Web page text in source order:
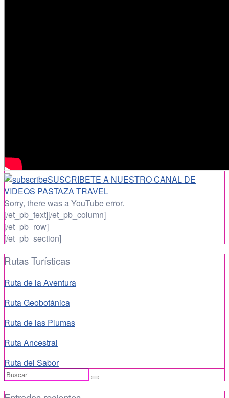
SUSCRIBETE A NUESTRO CANAL DE
VIDEOS PASTAZA TRAVEL
Sorry, there was a YouTube error.
[/et_pb_text][/et_pb_column]
[/et_pb_row]
[/et_pb_section]
Rutas Turísticas
Ruta de la Aventura
Ruta Geobotánica
Ruta de las Plumas
Ruta Ancestral
Ruta del Sabor
Buscar